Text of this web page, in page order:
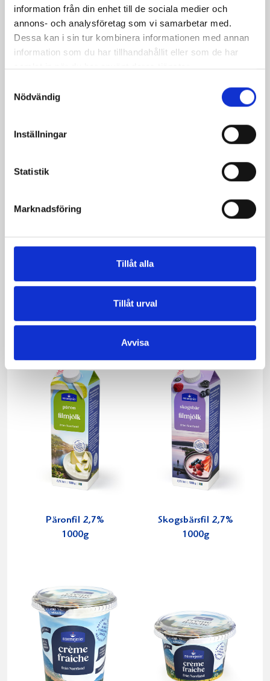
information från din enhet till de sociala medier och
annons- och analysföretag som vi samarbetar med.
Dessa kan i sin tur kombinera informationen med annan
information som du har tillhandahållit eller som de har
samlat in när du har använt deras tjänster.
Nödvändig
Inställningar
Statistik
Marknadsföring
Tillåt alla
Tillåt urval
Avvisa
haricots verts
Päronfil 2,7%
1000g
Skogsbärsfil 2,7%
1000g